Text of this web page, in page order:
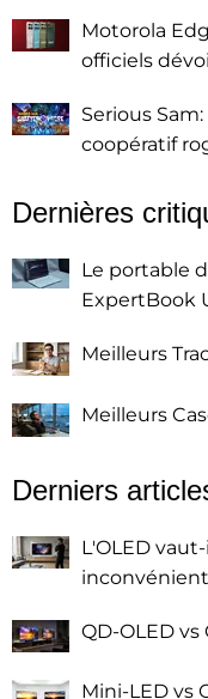
Motorola
officiels
Serious
coopératif
Dernières
Le portable
ExpertBook
Meilleurs
Meilleurs
Derniers
L'OLED
QD-OLED vs
Mini-LED vs